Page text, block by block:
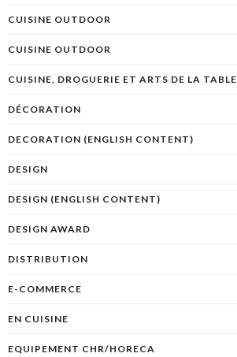
CUISINE OUTDOOR
CUISINE OUTDOOR
CUISINE, DROGUERIE ET ARTS DE LA TABLE
DÉCORATION
DECORATION (ENGLISH CONTENT)
DESIGN
DESIGN (ENGLISH CONTENT)
DESIGN AWARD
DISTRIBUTION
E-COMMERCE
EN CUISINE
EQUIPEMENT CHR/HORECA